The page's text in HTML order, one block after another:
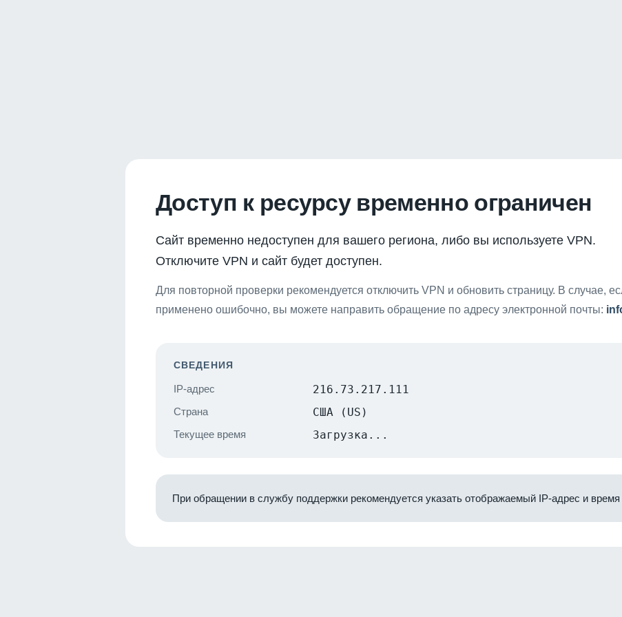
Доступ к ресурсу временно ограничен
Сайт временно недоступен для вашего региона, либо вы используете VPN.
Отключите VPN и сайт будет доступен.
Для повторной проверки рекомендуется отключить VPN и обновить страницу. В случае,
применено ошибочно, вы можете направить обращение по адресу электронной почты:
СВЕДЕНИЯ
IP-адрес 216.73.217.111
Страна США (US)
Текущее время Загрузка...
При обращении в службу поддержки рекомендуется указать отображаемый IP-адрес и время